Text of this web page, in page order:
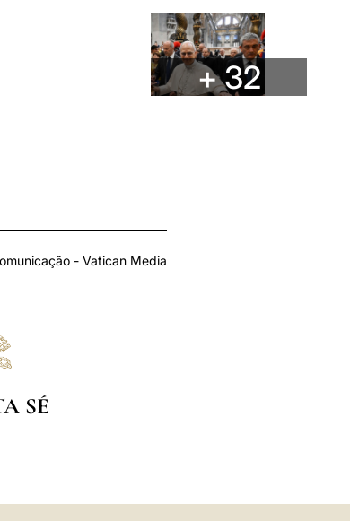
+ 32
- Vatican Media
SÉ